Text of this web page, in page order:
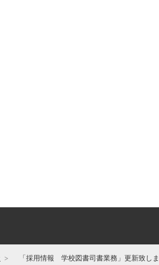
「採用情報 学校図書司書業務」更新致しま